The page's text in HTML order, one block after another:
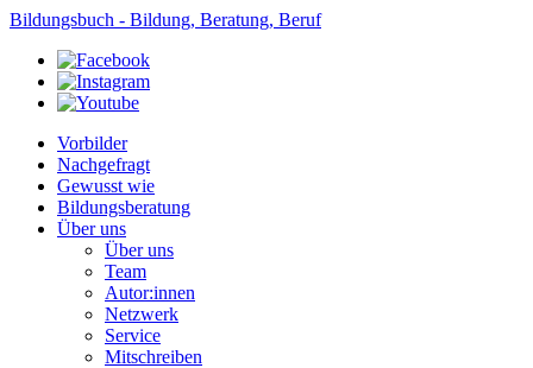
Bildungsbuch - Bildung, Beratung, Beruf
Vorbilder
Nachgefragt
Gewusst wie
Bildungsberatung
Über uns
Über uns
Team
Autor:innen
Netzwerk
Service
Mitschreiben